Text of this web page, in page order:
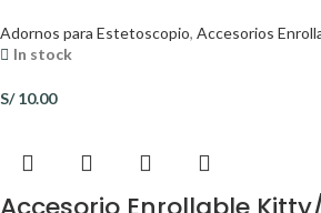
Adornos para Estetoscopio, Accesorios
In stock
S/10.00